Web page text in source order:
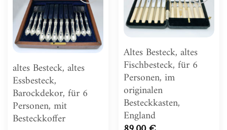
Zur
Wunschliste
hinzufügen
altes Besteck, altes
Essbesteck,
Barockdekor, für 6
Personen, mit
Besteckkoffer
Zur
Wunschliste
hinzufügen
Altes Besteck, altes
Fischbesteck, für 6
Personen, im
originalen
Besteckkasten,
England